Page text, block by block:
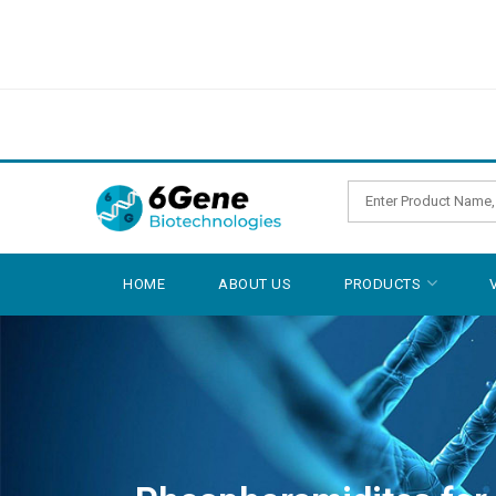
HOME ABOUT US PRODUCTS